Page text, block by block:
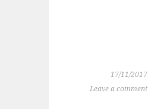
17/11/2017
Leave a comment